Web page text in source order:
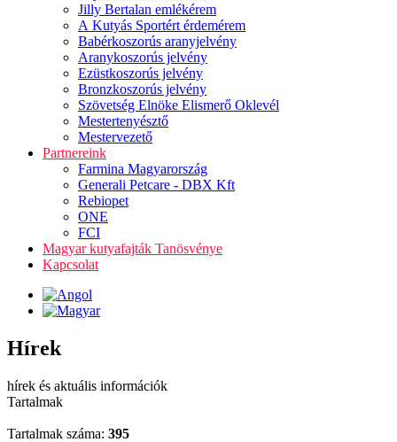
Jilly Bertalan emlékérem
A Kutyás Sportért érdemérem
Babérkoszorús aranyjelvény
Aranykoszorús jelvény
Ezüstkoszorús jelvény
Bronzkoszorús jelvény
Szövetség Elnöke Elismerő Oklevél
Mestertenyésztő
Mestervezető
Partnereink
Farmina Magyarország
Generali Petcare - DBX Kft
Rebiopet
ONE
FCI
Magyar kutyafajták Tanösvénye
Kapcsolat
Hírek
hírek és aktuális információk
Tartalmak
Tartalmak száma: 395